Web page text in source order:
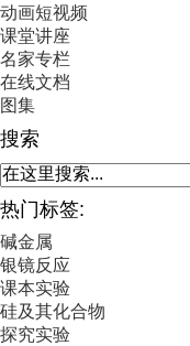
动画短视频
课堂讲座
名家专栏
在线文档
图集
搜索
热门标签:
碱金属
银镜反应
课本实验
硅及其化合物
探究实验